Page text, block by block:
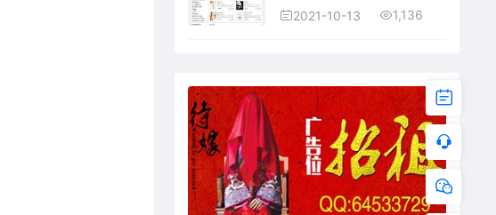
2021-10-13 1,136